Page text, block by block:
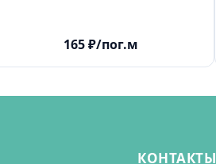
165₽/пог.м
КОНТАКТЫ